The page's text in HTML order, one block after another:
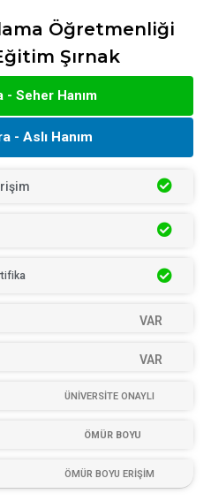
Öğretmenliği
Şırnak
- Seher Hanım
- Aslı Hanım
VAR
VAR
ÜNİVERSİTE ONAYLI
ÖMÜR BOYU
ÖMÜR BOYU ERİŞİM